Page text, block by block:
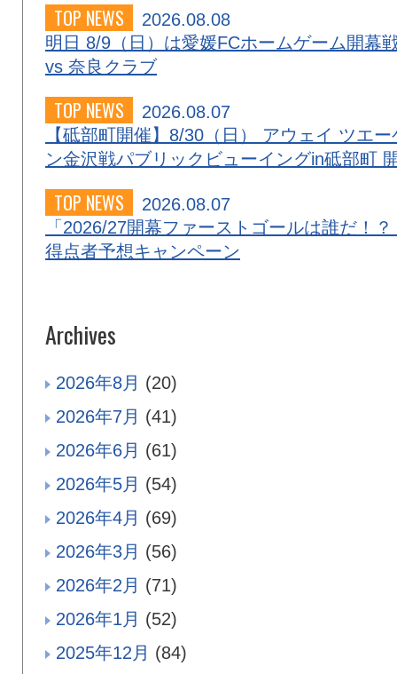
TOP NEWS
2026.08.08
明日 8/9（日）は愛媛FCホームゲーム開幕
vs 奈良クラブ
TOP NEWS
2026.08.07
【砥部町開催】8/30（日） アウェイ ツエー
ン金沢戦パブリックビューイングin砥部町
TOP NEWS
2026.08.07
「2026/27開幕ファーストゴールは誰だ！？
得点者予想キャンペーン
Archives
2026年8月 (20)
2026年7月 (41)
2026年6月 (61)
2026年5月 (54)
2026年4月 (69)
2026年3月 (56)
2026年2月 (71)
2026年1月 (52)
2025年12月 (84)